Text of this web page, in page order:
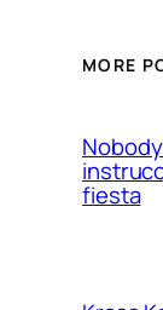
MORE
fiesta